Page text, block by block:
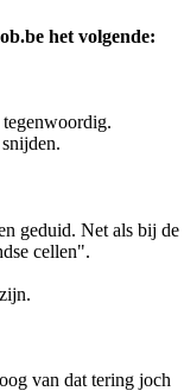
het volgende:
geduid. Net als bij de
cellen".
van dat tering joch